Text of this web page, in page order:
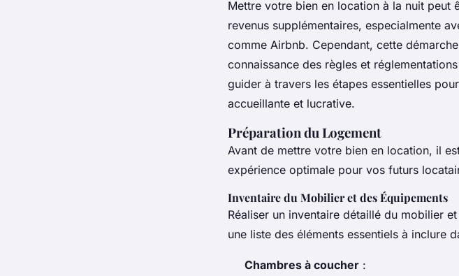
Mettre votre bien en location à la nuit peut
revenus supplémentaires, especialmente
comme Airbnb. Cependant, cette
connaissance des règles et
guider à travers les étapes essentielles
accueillante et lucrative.
Préparation du Logement
Avant de mettre votre bien en location, il
expérience optimale pour vos futurs
Inventaire du Mobilier et des Équipements
Réaliser un inventaire détaillé du mobilier
une liste des éléments essentiels à inclure
Chambres à coucher :